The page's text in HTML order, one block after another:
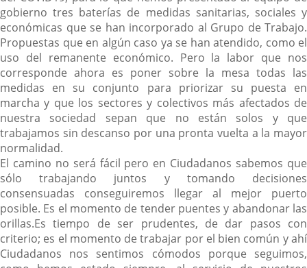
gobierno tres baterías de medidas sanitarias, sociales y
económicas que se han incorporado al Grupo de Trabajo.
Propuestas que en algún caso ya se han atendido, como el
uso del remanente económico. Pero la labor que nos
corresponde ahora es poner sobre la mesa todas las
medidas en su conjunto para priorizar su puesta en
marcha y que los sectores y colectivos más afectados de
nuestra sociedad sepan que no están solos y que
trabajamos sin descanso por una pronta vuelta a la mayor
normalidad.
El camino no será fácil pero en Ciudadanos sabemos que
sólo trabajando juntos y tomando decisiones
consensuadas conseguiremos llegar al mejor puerto
posible. Es el momento de tender puentes y abandonar las
orillas.Es tiempo de ser prudentes, de dar pasos con
criterio; es el momento de trabajar por el bien común y ahí
Ciudadanos nos sentimos cómodos porque seguimos,